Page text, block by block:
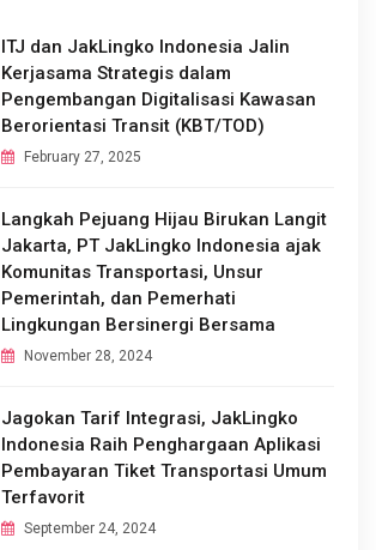
ITJ dan JakLingko Indonesia Jalin
Kerjasama Strategis dalam
Pengembangan Digitalisasi Kawasan
Berorientasi Transit (KBT/TOD)
February 27, 2025
Langkah Pejuang Hijau Birukan Langit
Jakarta, PT JakLingko Indonesia ajak
Komunitas Transportasi, Unsur
Pemerintah, dan Pemerhati
Lingkungan Bersinergi Bersama
November 28, 2024
Jagokan Tarif Integrasi, JakLingko
Indonesia Raih Penghargaan Aplikasi
Pembayaran Tiket Transportasi Umum
Terfavorit
September 24, 2024